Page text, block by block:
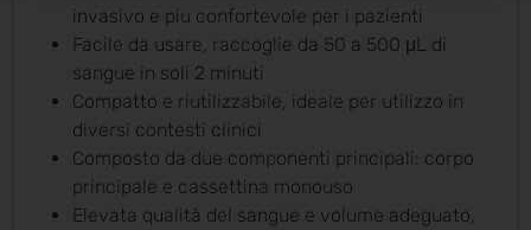
invasivo e piu confortevole per i pazienti
Facile da usare, raccoglie da 50 a 500 μL di
sangue in soli 2 minuti
Compatto e riutilizzabile, ideale per utilizzo in
diversi contesti clinici
Composto da due componenti principali: corpo
principale e cassettina monouso
Elevata qualità del sangue e volume adeguato,